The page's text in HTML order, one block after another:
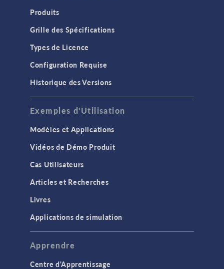
Produits
Grille des Spécifications
Types de Licence
Configuration Requise
Historique des Versions
Exemples d'Utilisation
Modèles et Applications
Vidéos de Démo Produit
Cas Utilisateurs
Articles et Recherches
Livres
Applications de simulation
Apprendre
Centre d'Apprentissage